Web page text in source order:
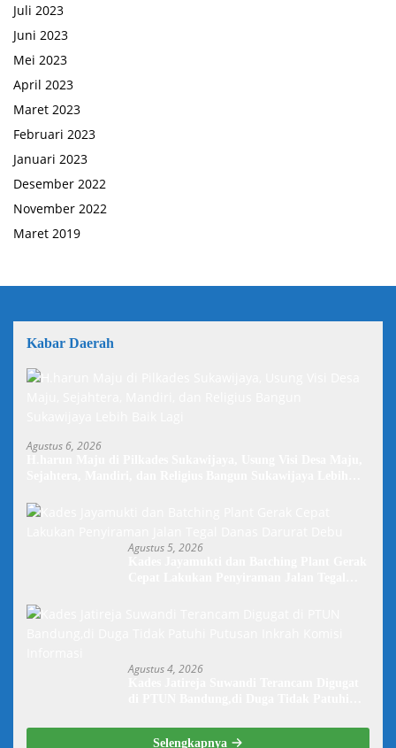
Juli 2023
Juni 2023
Mei 2023
April 2023
Maret 2023
Februari 2023
Januari 2023
Desember 2022
November 2022
Maret 2019
Kabar Daerah
Agustus 6, 2026
Agustus 5, 2026
Agustus 4, 2026
Selengkapnya